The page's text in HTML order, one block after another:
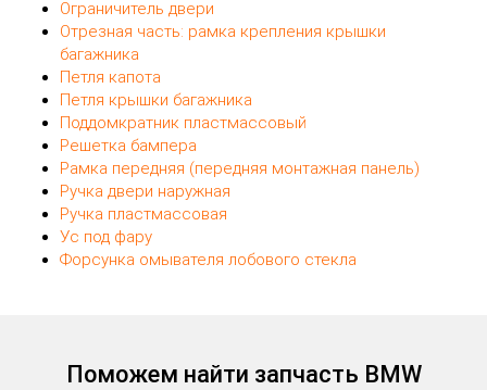
Ограничитель двери
Отрезная часть: рамка крепления крышки
багажника
Петля капота
Петля крышки багажника
Поддомкратник пластмассовый
Решетка бампера
Рамка передняя (передняя монтажная панель)
Ручка двери наружная
Ручка пластмассовая
Ус под фару
Форсунка омывателя лобового стекла
Поможем найти запчасть BMW